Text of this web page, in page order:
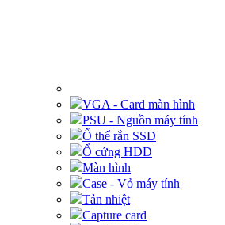
VGA - Card màn hình
PSU - Nguồn máy tính
Ổ thể rắn SSD
Ổ cứng HDD
Màn hình
Case - Vỏ máy tính
Tản nhiệt
Capture card